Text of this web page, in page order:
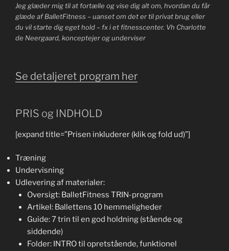
Jeg glæder mig til at fortælle og vise dig alt om, hvordan du får
glæde af BalletFitness – uanset om det er til privat brug eller
du vil starte dig eget hold – fx i et fitnesscenter. Vh Charlotte
de Neergaard, konceptejer og underviser
Se detaljeret program her
PRIS og INDHOLD
[expand title=”Prisen inkluderer (klik og fold ud)”]
Træning
Undervisning
Udlevering af materialer:
Oversigt: BalletFitness TRIN-program
Artikel: Ballettens 10 hemmeligheder
Guide: 7 trin til en god holdning (stående og
siddende)
Folder: INTRO til opretstående, funktionel